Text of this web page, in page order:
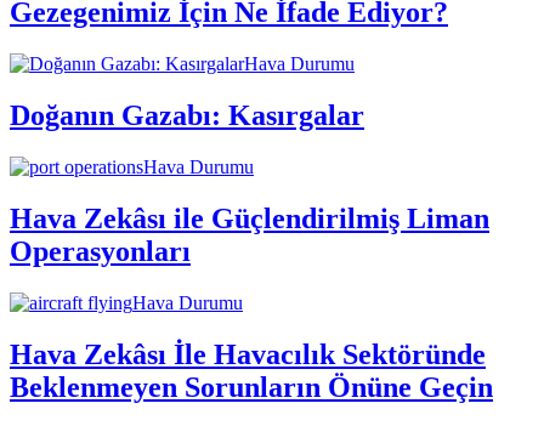
Gezegenimiz İçin Ne İfade Ediyor?
Hava Durumu
Doğanın Gazabı: Kasırgalar
Hava Durumu
Hava Zekâsı ile Güçlendirilmiş Liman
Operasyonları
Hava Durumu
Hava Zekâsı İle Havacılık Sektöründe
Beklenmeyen Sorunların Önüne Geçin